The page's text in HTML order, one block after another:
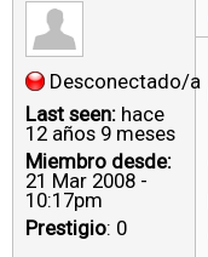
Desconectado/a
Last seen: hace
12 años 9 meses
Miembro desde:
21 Mar 2008 -
10:17pm
Prestigio: 0